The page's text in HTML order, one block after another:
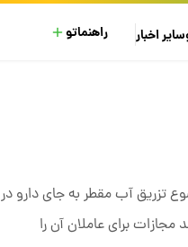
سایراخبار راهنماتو
تزریق آب مقطر به جای دارو در
برای عاملان آن را